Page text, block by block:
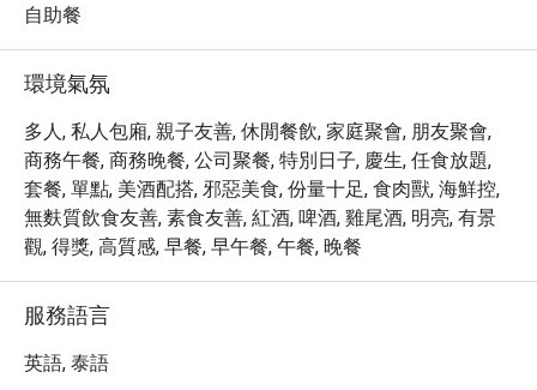
scripted — a small detail that made a
significant difference.
On to the food: the carving station
on roast beef this visit. The baked
salmon more than made up for it —
moist, well-seasoned, and genuinely
flavorful. I also worked my way
through quite a bit of the spread: the
Chicken Cobb salad was fresh and
satisfying, and the smoked salmon
sushi deserves a mention — the rice
足不同口味的需求。
Grande Sukhumvit, Bangkok，即可享受最高 5 折的超值優
惠，體驗頂級的自助餐饗宴！
自助餐
環境氣氛
多人, 私人包廂, 親子友善, 休閒餐飲, 家庭聚會, 朋友聚會,
商務午餐, 商務晚餐, 公司聚餐, 特別日子, 慶生, 任食放題,
套餐, 單點, 美酒配搭, 邪惡美食, 份量十足, 食肉獸, 海鮮控,
無麩質飲食友善, 素食友善, 紅酒, 啤酒, 雞尾酒, 明亮, 有景
觀, 得獎, 高質感, 早餐, 早午餐, 午餐, 晚餐
服務語言
英語, 泰語